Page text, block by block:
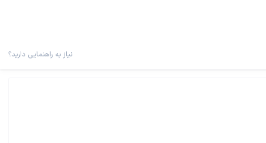
نیاز به راهنمایی دارید؟